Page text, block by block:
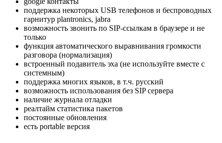
поддержка некоторых USB телефонов и беспроводных
гарнитур plantronics, jabra
возможность звонить по SIP-ссылкам в браузере и не
только
функция автоматического выравнивания громкости
разговора (нормализация)
встроенный подавитель эха (не используйте вместе с
системным)
поддержка многих языков, в т.ч. русский
возможность использования без SIP сервера
наличие журнала отладки
реалтайм статистика пакетов
постоянные обновления
есть portable версия